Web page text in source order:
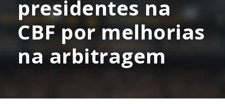
presidentes na
CBF por melhorias
na arbitragem